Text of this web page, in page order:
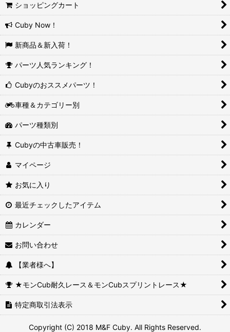
ショッピングカート
Cuby Now！
新商品＆新入荷！
パーツ人気ランキング！
Cubyのおススメパーツ！
車種＆カテゴリー別
パーツ種類別
Cubyの中古車販売！
マイページ
お気に入り
最近チェックしたアイテム
カレンダー
お問い合わせ
【業者様へ】
★モンCub耐久レース＆モンCubスプリントレース★
特定商取引法表示
Copyright (C) 2018 M&F Cuby. All Rights Reserved.